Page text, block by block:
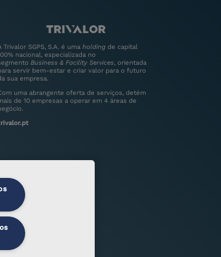
Trivalor SGPS, S.A. é uma holdingde capital
nacional, especializada no
Business & Facility Services, orientada
servir bem-estar e criar valor para o futuro
sua empresa.
uma abrangente oferta de serviços, detém
de 10 empresas a operar em 4 áreas de